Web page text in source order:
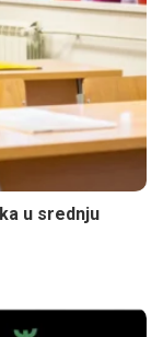
u srednju